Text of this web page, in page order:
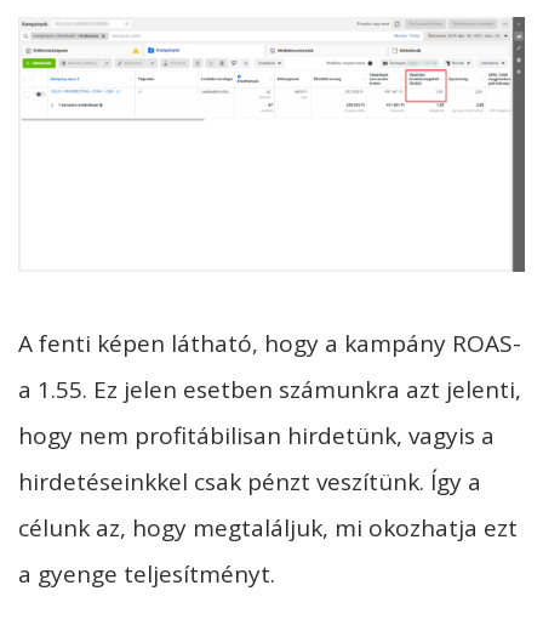
A fenti képen látható, hogy a kampány ROAS-
a 1.55. Ez jelen esetben számunkra azt jelenti,
hogy nem profitábilisan hirdetünk, vagyis a
hirdetéseinkkel csak pénzt veszítünk. Így a
célunk az, hogy megtaláljuk, mi okozhatja ezt
a gyenge teljesítményt.